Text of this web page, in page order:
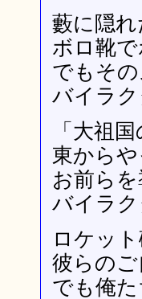
藪に隠れ
ボロ靴
でもそ
バイラク
「大祖
東から
お前ら
バイラク
ロケッ
彼らの
でも俺